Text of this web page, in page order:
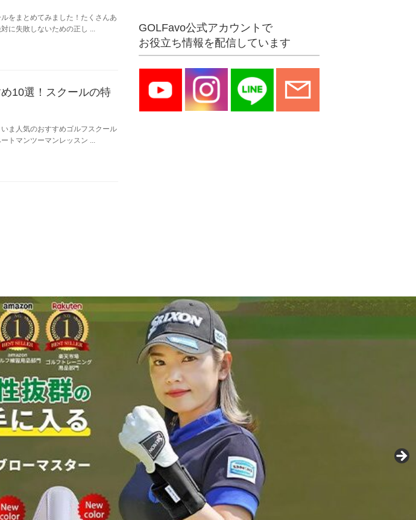
をまとめてみました！たくさんあ
に失敗しないための正し ...
10選！スクールの特
ま人気のおすすめゴルフスクール
トマンツーマンレッスン ...
GOLFavo公式アカウントで
お役立ち情報を配信しています